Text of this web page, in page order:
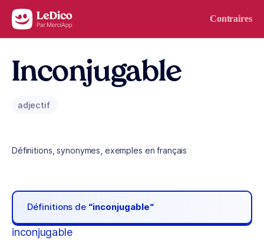
Aller au contenu Contraires
Inconjugable
adjectif
Définitions, synonymes, exemples en français
Définitions de “inconjugable“
inconjugable